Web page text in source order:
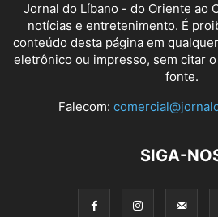
Jornal do Líbano - do Oriente ao
notícias e entretenimento. É
conteúdo desta página em
eletrônico ou impresso, sem citar
fonte.
Falecom:
SIGA-